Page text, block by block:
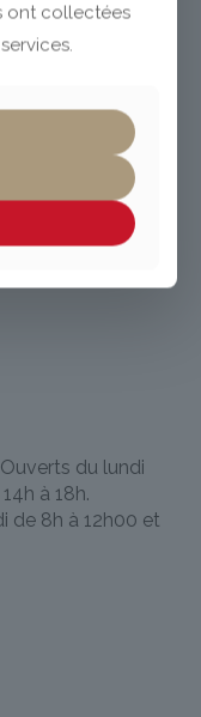
du lundi
à 18h.
de 8h à 12h00 et
ont collectées